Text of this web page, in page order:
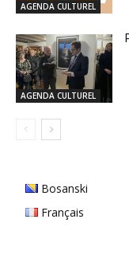
AGENDA CULTUREL
AGENDA CULTUREL
Bosanski
Français